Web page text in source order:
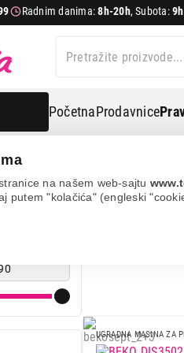
na našem web-sajtu
putem "kolačića" (engleski
Radnim danima:8h-20h, Subota:
PočetnaProdavnice
pranje sudova Ugradne
UGRADNA MASINA ZA